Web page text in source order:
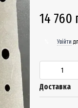
14 760
Увійти
Доставка